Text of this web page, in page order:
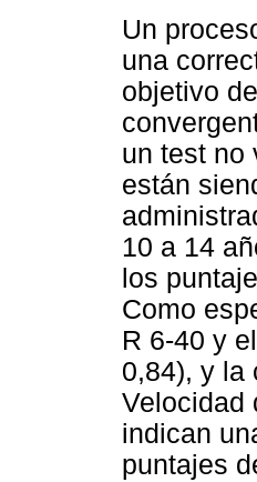
Un
una
objetivo
un test no
están
10 a 14
los
Como
R 6-40 y
0,84), y la
Velocidad
indican
puntajes